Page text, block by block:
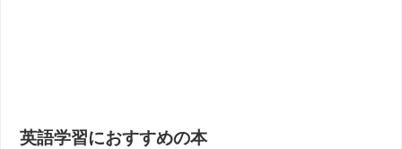
英語学習におすすめの本